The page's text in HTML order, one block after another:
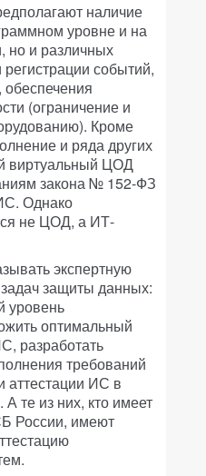
наличие
уровне и на
но и различных
событий,
(ограничение и
Кроме
и ряда других
виртуальный ЦОД
закона № 152-ФЗ
Однако
не ЦОД, а ИТ-
экспертную
защиты данных:
уровень
оптимальный
разработать
требований
аттестации ИС в
те из них, кто имеет
России, имеют